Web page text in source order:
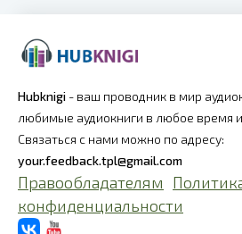
Hubknigi - ваш проводник в мир
любимые аудиокниги в любое время
Связаться с нами можно по адресу:
your.feedback.tpl@gmail.com
Правообладателям
конфиденциальности